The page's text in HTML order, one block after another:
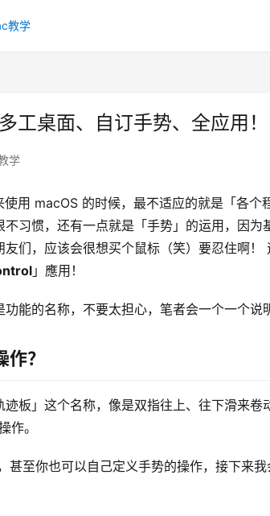
教学
桌面、自订手势、全应用！
学
用 macOS 的时候，最不适应的就是「各个
习惯，还有一点就是「手势」的运用，因
们，应该会很想买个鼠标（笑）要忍住啊！
」應用！
能的名称，不要太担心，笔者会一个一个说
？
板」这个名称，像是双指往上、往下滑来卷
作。
甚至你也可以自己定义手势的操作，接下来